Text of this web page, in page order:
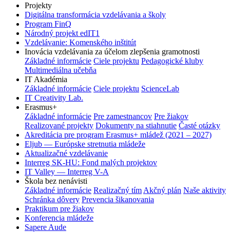
Projekty
Digitálna transformácia vzdelávania a školy
Program FinQ
Národný projekt edIT1
Vzdelávanie: Komenského inštitút
Inovácia vzdelávania za účelom zlepšenia gramotnosti
Základné informácie Ciele projektu Pedagogické kluby
Multimediálna učebňa
IT Akadémia
Základné informácie Ciele projektu ScienceLab
IT Creativity Lab.
Erasmus+
Základné informácie Pre zamestnancov Pre žiakov
Realizované projekty Dokumenty na stiahnutie Časté otázky
Akreditácia pre program Erasmus+ mládež (2021 – 2027)
Eljub — Európske stretnutia mládeže
Aktualizačné vzdelávanie
Interreg SK-HU: Fond malých projektov
IT Valley — Interreg V-A
Škola bez nenávisti
Základné informácie Realizačný tím Akčný plán Naše aktivity
Schránka dôvery Prevencia šikanovania
Praktikum pre žiakov
Konferencia mládeže
Sapere Aude